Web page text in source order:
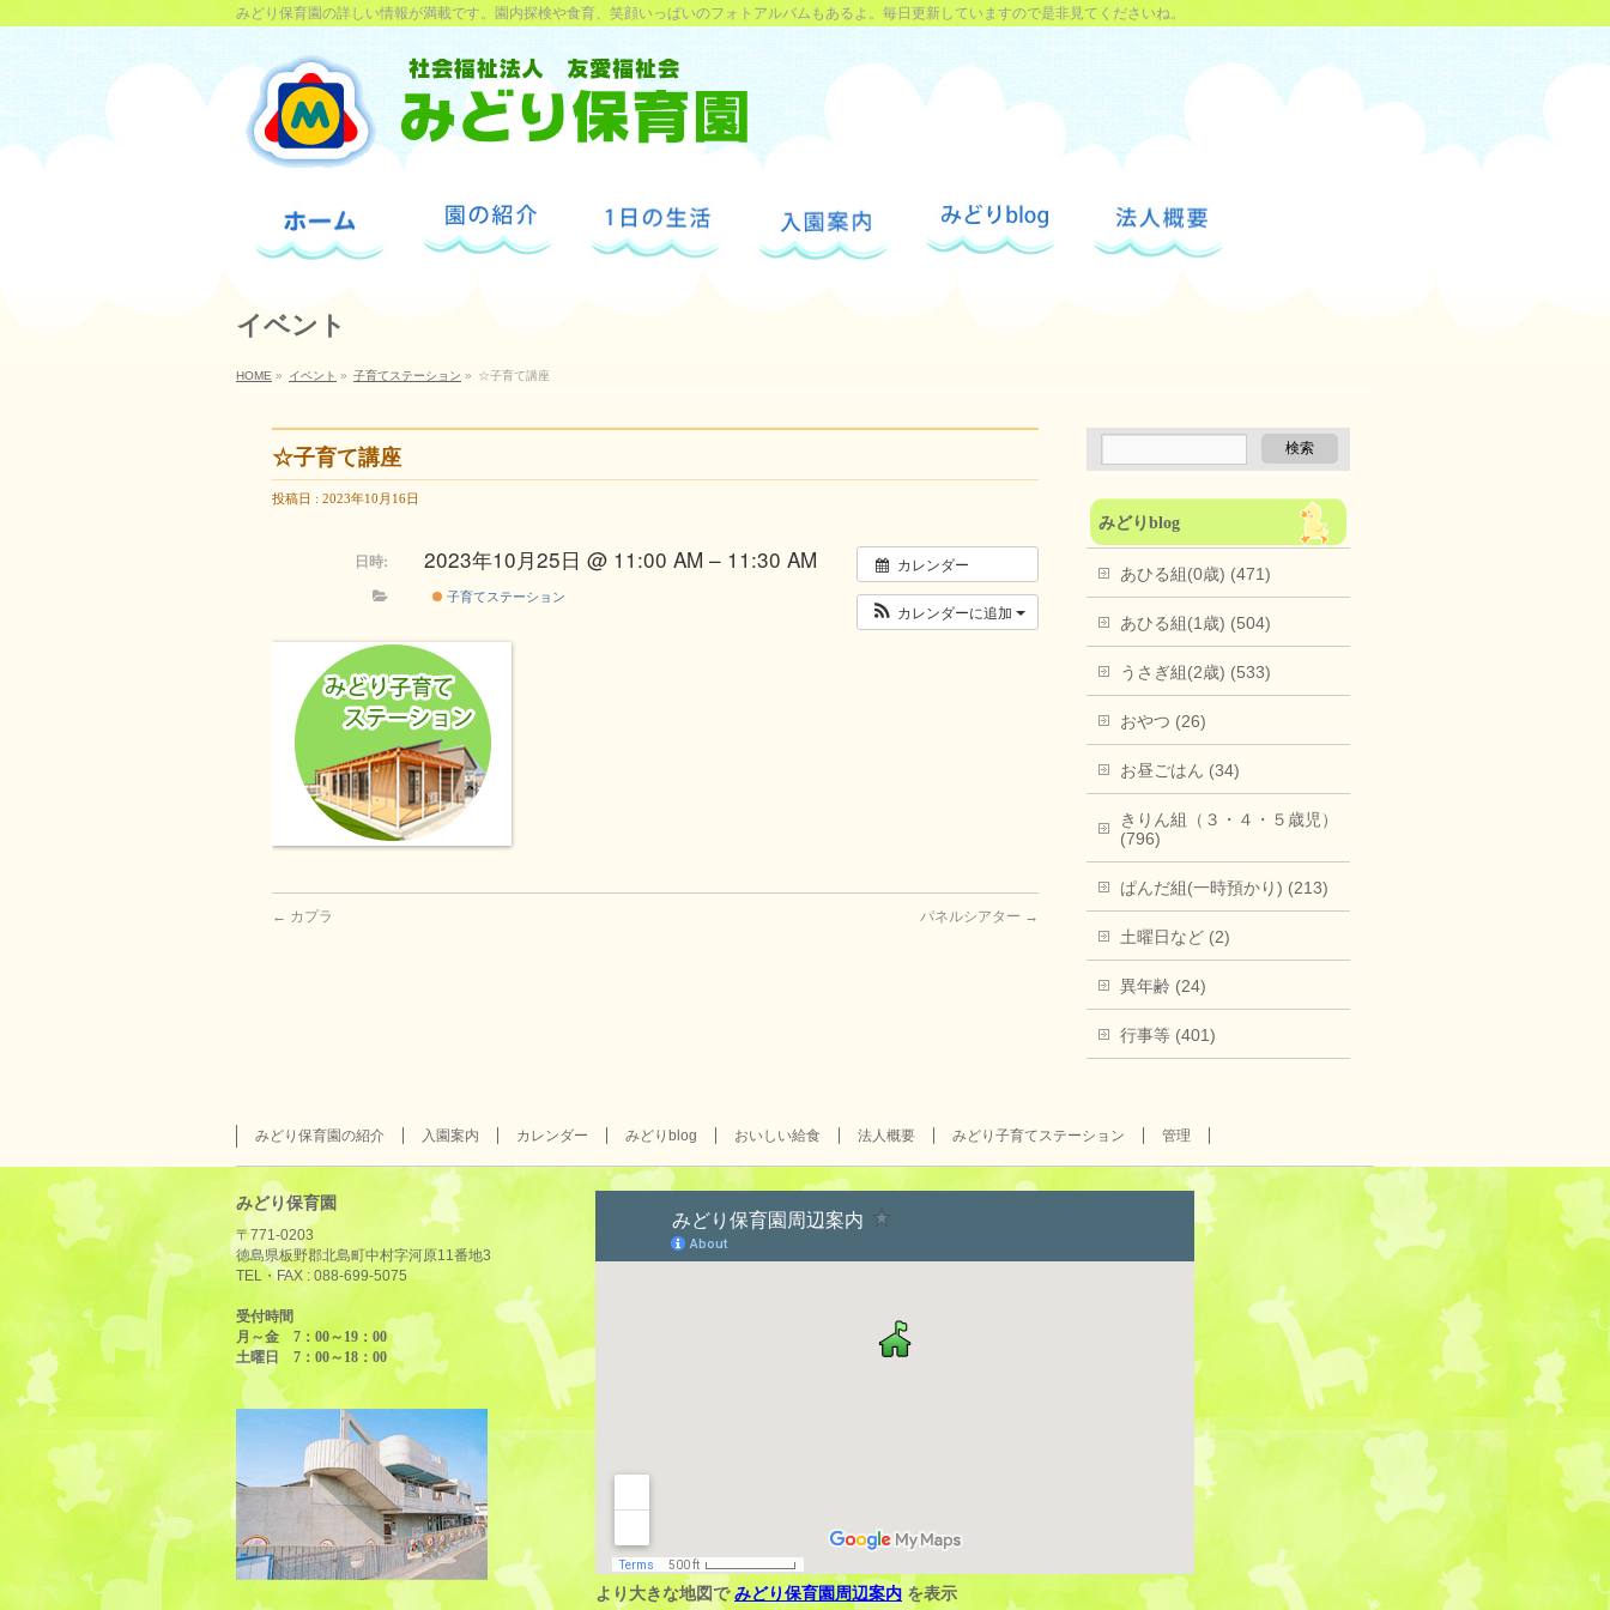
みどり保育園の詳しい情報が満載です。園内探検や食育、笑顔いっぱいのフォトアルバムもあるよ。毎日更新していますので是非見てくださいね。
イベント
HOME » イベント » 子育てステーション » ☆子育て講座
☆子育て講座
投稿日 : 2023年10月16日
カレンダー
カレンダーに追加
日時: 2023年10月25日 @ 11:00 AM – 11:30 AM
子育てステーション
← カプラ パネルシアター →
みどりblog
あひる組(0歳) (471)
あひる組(1歳) (504)
うさぎ組(2歳) (533)
おやつ (26)
お昼ごはん (34)
きりん組（３・４・５歳児）
(796)
ぱんだ組(一時預かり) (213)
土曜日など (2)
異年齢 (24)
行事等 (401)
みどり保育園の紹介 入園案内 カレンダー みどりblog おいしい給食 法人概要 みどり子育てステーション 管理
みどり保育園
〒771-0203
徳島県板野郡北島町中村字河原11番地3
TEL・FAX : 088-699-5075
受付時間
月～金 7：00～19：00
土曜日 7：00～18：00
より大きな地図で みどり保育園周辺案内 を表示